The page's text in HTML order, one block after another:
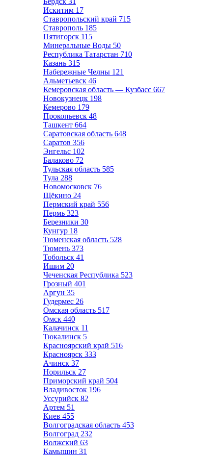
Искитим 17
Ставропольский край 715
Ставрополь 185
Пятигорск 115
Минеральные Воды 50
Республика Татарстан 710
Казань 315
Набережные Челны 121
Альметьевск 46
Кемеровская область — Кузбасс 667
Новокузнецк 198
Кемерово 179
Прокопьевск 48
Ташкент 664
Саратовская область 648
Саратов 356
Энгельс 102
Балаково 72
Тульская область 585
Тула 288
Новомосковск 76
Щёкино 24
Пермский край 556
Пермь 323
Березники 30
Кунгур 18
Тюменская область 528
Тюмень 373
Тобольск 41
Ишим 20
Чеченская Республика 523
Грозный 401
Аргун 35
Гудермес 26
Омская область 517
Омск 440
Калачинск 11
Тюкалинск 5
Красноярский край 516
Красноярск 333
Ачинск 37
Норильск 27
Приморский край 504
Владивосток 196
Уссурийск 82
Артем 51
Киев 455
Волгоградская область 453
Волгоград 232
Волжский 63
Камышин 31